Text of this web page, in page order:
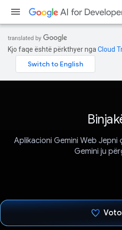
Kjo faqe është përkthyer nga Cloud
Aplikacioni Gemini Web Jepni
Gemini ju